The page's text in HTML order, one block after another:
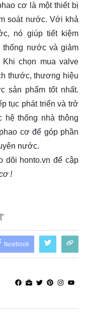
cơ là một thiết bị
soát nước. Với khả
nó giúp tiết kiệm
thống nước và giảm
chọn mua valve
thước, thương hiệu
sản phẩm tốt nhất.
tục phát triển và trở
hệ thống nhà thông
cơ để góp phần
nước.
dõi honto.vn để cập
!
facebook